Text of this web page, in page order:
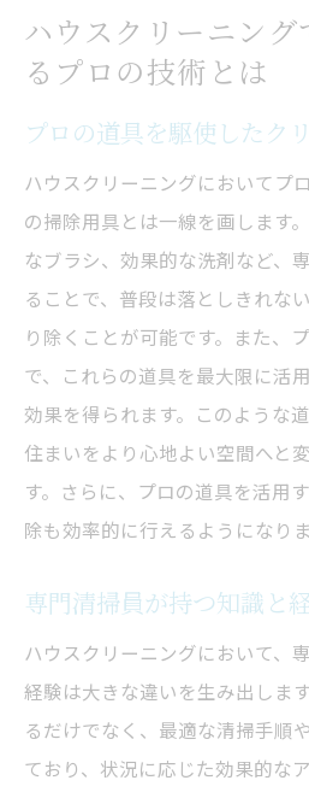
クリーニング効果を持
プロによるハウスクリーニ
時間と労力の大幅な節
健康的な住環境への貢
家財の長寿命化を実現
プロの清掃がもたら
清潔な住まいが与え
ハウスクリーニングで心
プロに任せるクリー
季節ごとのおすすめク
ク
インテリアと調和す
継続的な清掃で得る快
アロマを活用したリ
掃
ハウスクリーニン
るプロの技術とは
プロの道具を駆使したク
ハウスクリーニングにおいてプ
の掃除用具とは一線を画します
なブラシ、効果的な洗剤など、
ることで、普段は落としきれな
り除くことが可能です。また、
で、これらの道具を最大限に活
効果を得られます。このような
住まいをより心地よい空間へと
す。さらに、プロの道具を活用
除も効率的に行えるようになりま
専門清掃員が持つ知識と
ハウスクリーニングにおいて、
経験は大きな違いを生み出しま
るだけでなく、最適な清掃手順
ており、状況に応じた効果的な